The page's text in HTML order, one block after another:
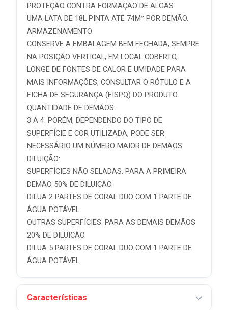
PROTEÇÃO CONTRA FORMAÇÃO DE ALGAS.
UMA LATA DE 18L PINTA ATÉ 74M² POR DEMÃO.
ARMAZENAMENTO:
CONSERVE A EMBALAGEM BEM FECHADA, SEMPRE
NA POSIÇÃO VERTICAL, EM LOCAL COBERTO,
LONGE DE FONTES DE CALOR E UMIDADE PARA
MAIS INFORMAÇÕES, CONSULTAR O RÓTULO E A
FICHA DE SEGURANÇA (FISPQ) DO PRODUTO.
QUANTIDADE DE DEMÃOS:
3 A 4. PORÉM, DEPENDENDO DO TIPO DE
SUPERFÍCIE E COR UTILIZADA, PODE SER
NECESSÁRIO UM NÚMERO MAIOR DE DEMÃOS
DILUIÇÃO:
SUPERFÍCIES NÃO SELADAS: PARA A PRIMEIRA
DEMÃO 50% DE DILUIÇÃO.
DILUA 2 PARTES DE CORAL DUO COM 1 PARTE DE
ÁGUA POTÁVEL.
OUTRAS SUPERFÍCIES: PARA AS DEMAIS DEMÃOS
20% DE DILUIÇÃO.
DILUA 5 PARTES DE CORAL DUO COM 1 PARTE DE
ÁGUA POTÁVEL
Características